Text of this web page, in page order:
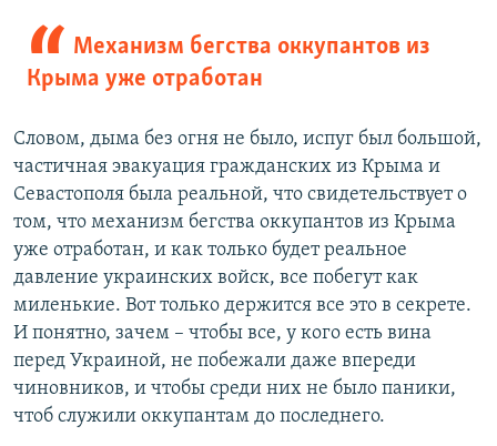
Механизм бегства оккупантов из
Крыма уже отработан
Словом, дыма без огня не было, испуг был большой,
частичная эвакуация гражданских из Крыма и
Севастополя была реальной, что свидетельствует о
том, что механизм бегства оккупантов из Крыма
уже отработан, и как только будет реальное
давление украинских войск, все побегут как
миленькие. Вот только держится все это в секрете.
И понятно, зачем – чтобы все, у кого есть вина
перед Украиной, не побежали даже впереди
чиновников, и чтобы среди них не было паники,
чтоб служили оккупантам до последнего.